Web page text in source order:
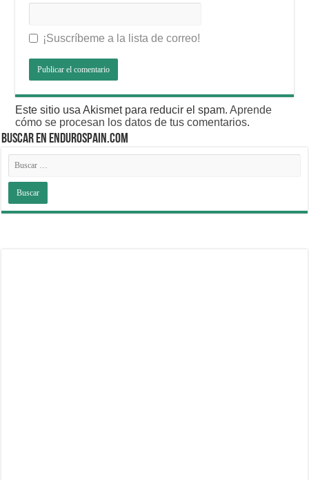
¡Suscríbeme a la lista de correo!
Este sitio usa Akismet para reducir el spam.Aprende
cómo se procesan los datos de tus comentarios.
BUSCAR EN ENDUROSPAIN.COM